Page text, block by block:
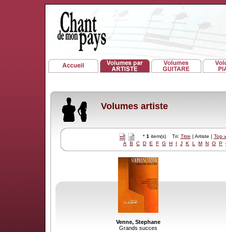
Volumes artiste
* 1 item(s) Tri: Titre | Artiste | Top
A
B C D E F G H I J K L M N O P
Venne, Stephane
Grands succes